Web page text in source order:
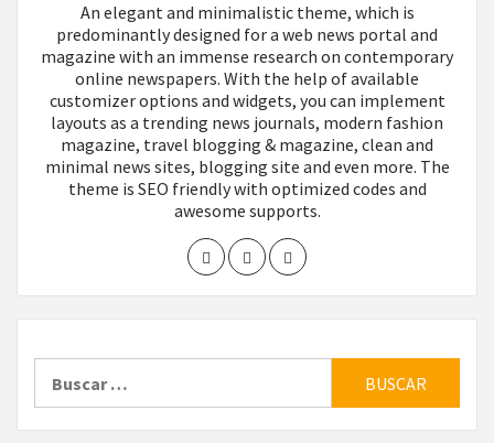
An elegant and minimalistic theme, which is
predominantly designed for a web news portal and
magazine with an immense research on contemporary
online newspapers. With the help of available
customizer options and widgets, you can implement
layouts as a trending news journals, modern fashion
magazine, travel blogging & magazine, clean and
minimal news sites, blogging site and even more. The
theme is SEO friendly with optimized codes and
awesome supports.